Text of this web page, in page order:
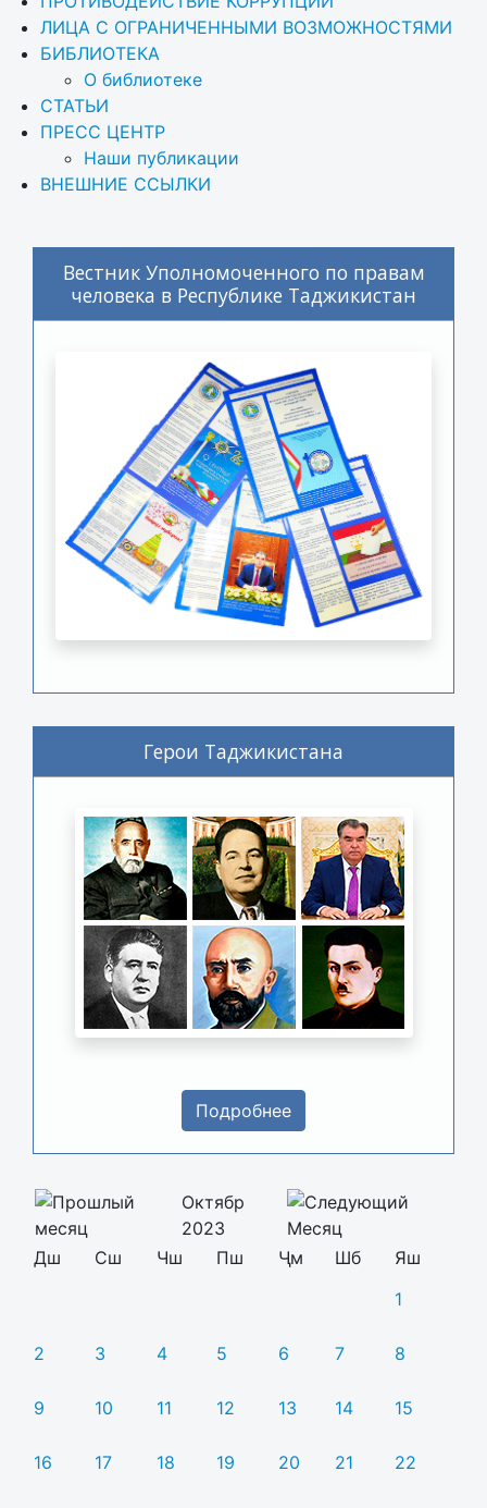
ЛИЦА С ОГРАНИЧЕННЫМИ ВОЗМОЖНОСТЯМИ
БИБЛИОТЕКА
О библиотеке
СТАТЬИ
ПРЕСС ЦЕНТР
Наши публикации
ВНЕШНИЕ ССЫЛКИ
Вестник Уполномоченного по правам
человека в Республике Таджикистан
Герои Таджикистана
Подробнее
Октябр
2023
Дш
Сш Чш Пш Ҷм Шб
Яш
1
2 3 4 5 6 7 8
9 10 11 12 13 14 15
16 17 18 19 20 21 22